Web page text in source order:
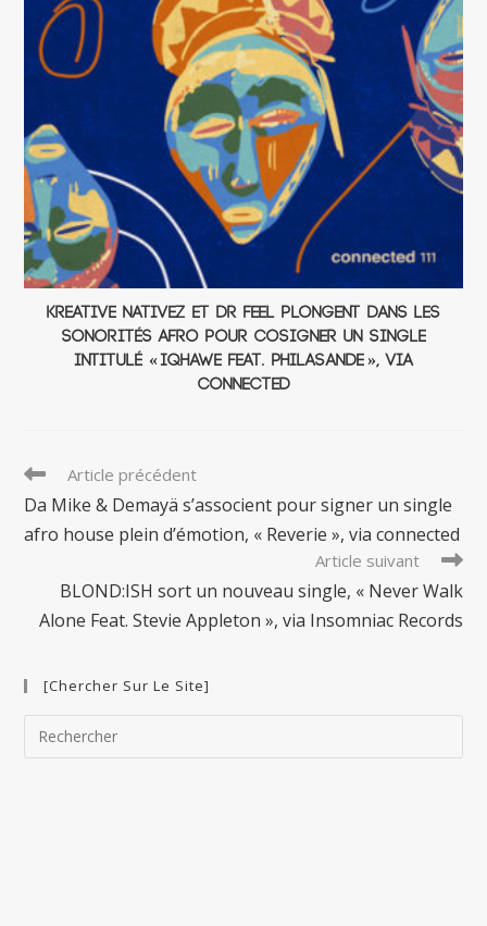
Kreative Nativez et Dr Feel plongent dans les
sonorités afro pour cosigner un single
intitulé « Iqhawe Feat. Philasande », via
connected
Read
articles
Article précédent
Da Mike & Demayä s’associent pour signer un single
afro house plein d’émotion, « Reverie », via connected
Article suivant
BLOND:ISH sort un nouveau single, « Never Walk
Alone Feat. Stevie Appleton », via Insomniac Records
[Chercher Sur Le Site]